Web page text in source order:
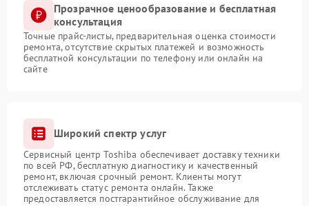
Прозрачное ценообразование и бесплатная
консультация
Точные прайс-листы, предварительная оценка стоимости
ремонта, отсутствие скрытых платежей и возможность
бесплатной консультации по телефону или онлайн на
сайте
Широкий спектр услуг
Сервисный центр Toshiba обеспечивает доставку техники
по всей РФ, бесплатную диагностику и качественный
ремонт, включая срочный ремонт. Клиенты могут
отслеживать статус ремонта онлайн. Также
предоставляется постгарантийное обслуживание для